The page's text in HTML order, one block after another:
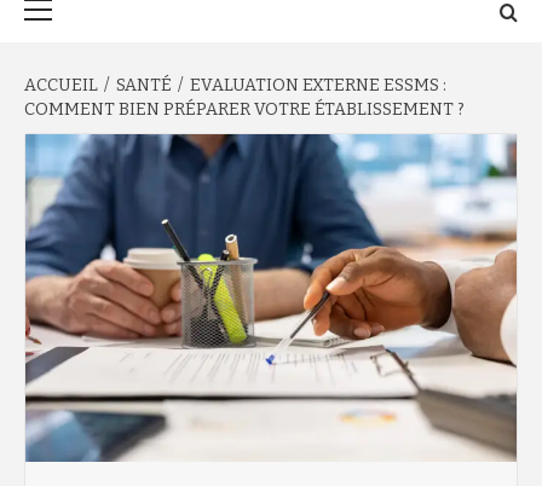
ACCUEIL SANTÉ
EVALUATION EXTERNE ESSMS :
COMMENT BIEN PRÉPARER VOTRE ÉTABLISSEMENT ?